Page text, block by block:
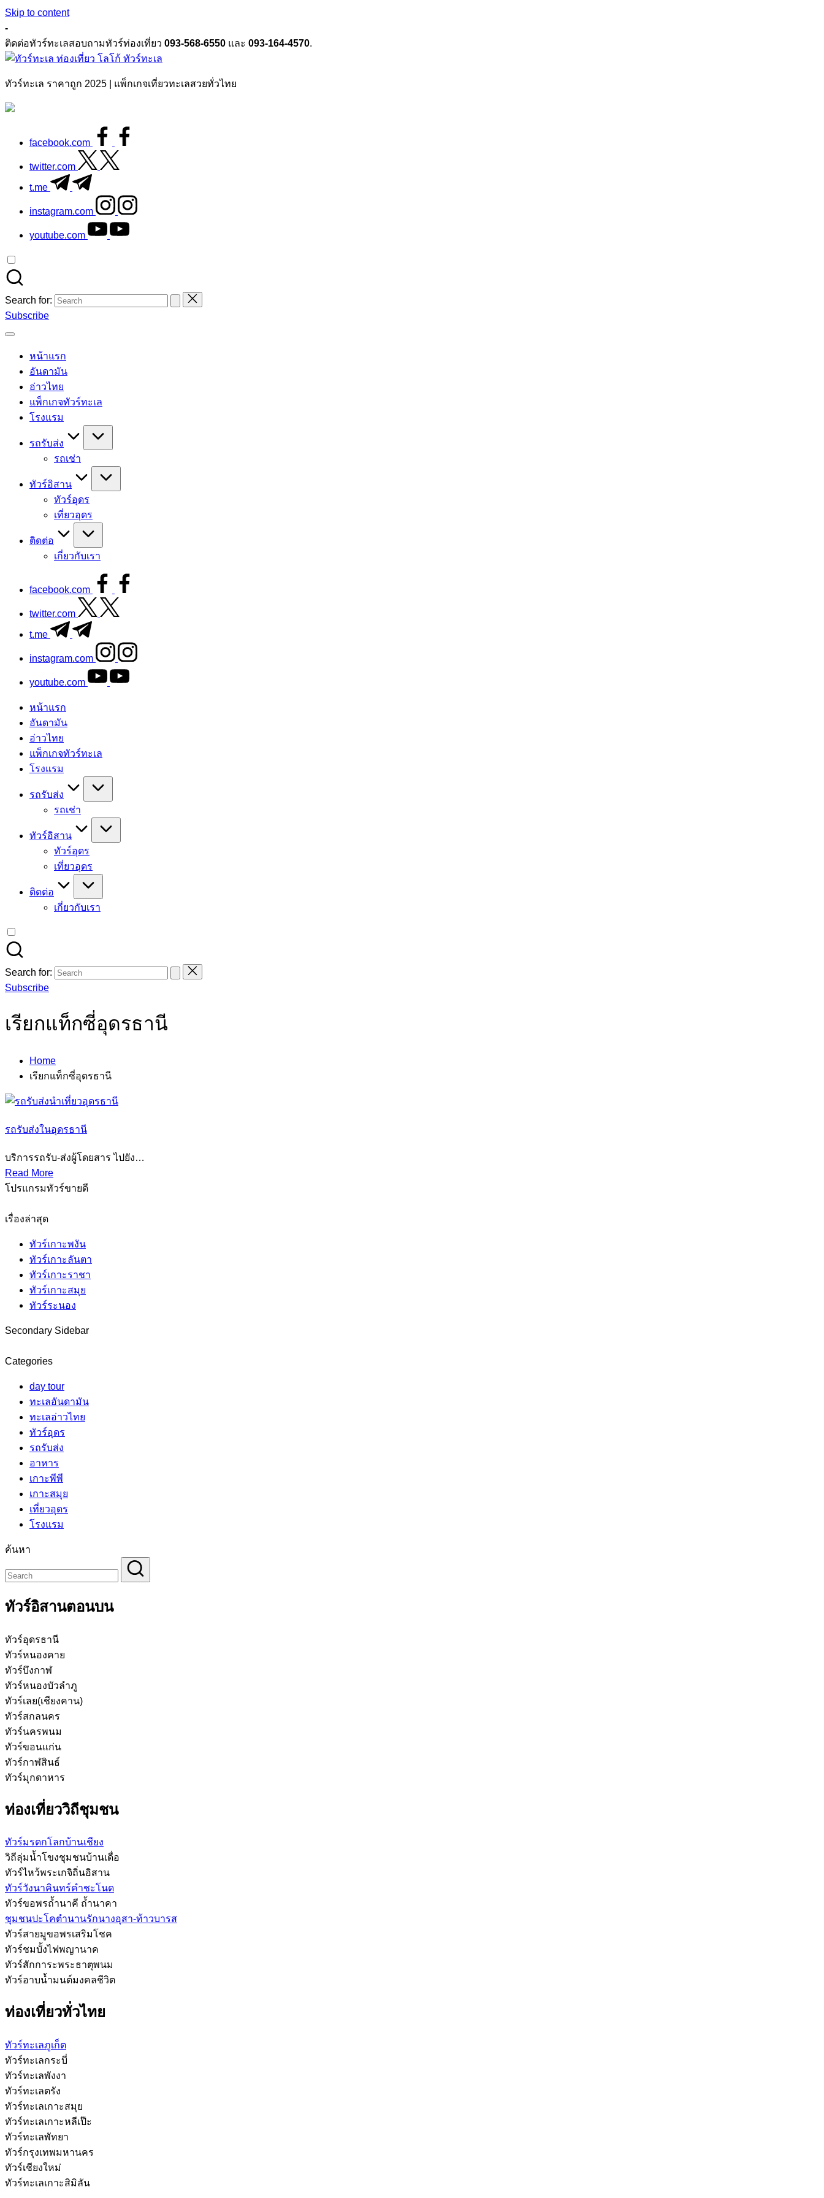
Skip to content
-
ติดต่อทัวร์ทะเลสอบถามทัวร์ท่องเที่ยว 093-568-6550 และ 093-164-4570.
ทัวร์ทะเล
ทัวร์ทะเล ราคาถูก 2025 | แพ็กเกจเที่ยวทะเลสวยทั่วไทย
facebook.com
twitter.com
t.me
instagram.com
youtube.com
Search for:
Subscribe
หน้าแรก
อันดามัน
อ่าวไทย
แพ็กเกจทัวร์ทะเล
โรงแรม
รถรับส่ง
รถเช่า
ทัวร์อิสาน
ทัวร์อุดร
เที่ยวอุดร
ติดต่อ
เกี่ยวกับเรา
facebook.com
twitter.com
t.me
instagram.com
youtube.com
หน้าแรก
อันดามัน
อ่าวไทย
แพ็กเกจทัวร์ทะเล
โรงแรม
รถรับส่ง
รถเช่า
ทัวร์อิสาน
ทัวร์อุดร
เที่ยวอุดร
ติดต่อ
เกี่ยวกับเรา
Search for:
Subscribe
เรียกแท็กซี่อุดรธานี
Home
เรียกแท็กซี่อุดรธานี
รถรับส่งในอุดรธานี
บริการรถรับ-ส่งผู้โดยสาร ไปยัง…
Read More
โปรแกรมทัวร์ขายดี
เรื่องล่าสุด
ทัวร์เกาะพงัน
ทัวร์เกาะลันตา
ทัวร์เกาะราชา
ทัวร์เกาะสมุย
ทัวร์ระนอง
Secondary Sidebar
Categories
day tour
ทะเลอันดามัน
ทะเลอ่าวไทย
ทัวร์อุดร
รถรับส่ง
อาหาร
เกาะพีพี
เกาะสมุย
เที่ยวอุดร
โรงแรม
ค้นหา
ทัวร์อิสานตอนบน
ทัวร์อุดรธานี
ทัวร์หนองคาย
ทัวร์บึงกาฬ
ทัวร์หนองบัวลำภู
ทัวร์เลย(เชียงคาน)
ทัวร์สกลนคร
ทัวร์นครพนม
ทัวร์ขอนแก่น
ทัวร์กาฬสินธ์
ทัวร์มุกดาหาร
ท่องเที่ยววิถีชุมชน
ทัวร์มรดกโลกบ้านเชียง
วิถีลุ่มน้ำโขงชุมชนบ้านเดื่อ
ทัวร์ไหว้พระเกจิถิ่นอิสาน
ทัวร์วังนาคินทร์คำชะโนด
ทัวร์ขอพรถ้ำนาคี ถ้ำนาคา
ชุมชนปะโคตำนานรักนางอุสา-ท้าวบารส
ทัวร์สายมูขอพรเสริมโชค
ทัวร์ชมบั้งไฟพญานาค
ทัวร์สักการะพระธาตุพนม
ทัวร์อาบน้ำมนต์มงคลชีวิต
ท่องเที่ยวทั่วไทย
ทัวร์ทะเลภูเก็ต
ทัวร์ทะเลกระบี่
ทัวร์ทะเลพังงา
ทัวร์ทะเลตรัง
ทัวร์ทะเลเกาะสมุย
ทัวร์ทะเลเกาะหลีเป๊ะ
ทัวร์ทะเลพัทยา
ทัวร์กรุงเทพมหานคร
ทัวร์เชียงใหม่
ทัวร์ทะเลเกาะสิมิลัน